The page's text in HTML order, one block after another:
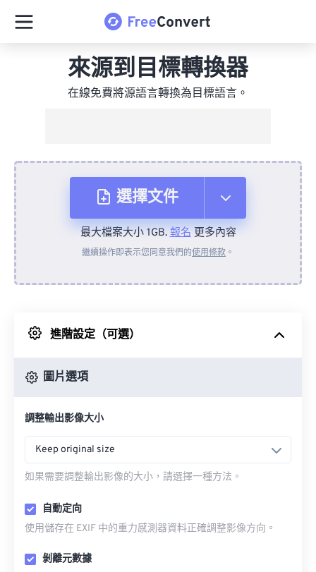
來源到目標轉換器
在線免費將源語言轉換為目標語言。
選擇文件
來自裝置
來自 Google 雲端硬碟
最大檔案大小 1GB.報名更多內容
繼續操作即表示您同意我們的使用條款 。
進階設定（可選）
圖片選項
調整輸出影像大小
Keep original size
如果需要調整輸出影像的大小，請選擇一種方法。
自動定向
使用儲存在 EXIF 中的重力感測器資料正確調整影像方向。
剝離元數據